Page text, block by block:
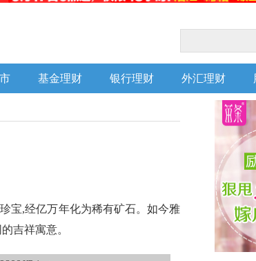
基金理财 银行理财 外汇理财
宝,经亿万年化为稀有矿石。如今雅
吉祥寓意。